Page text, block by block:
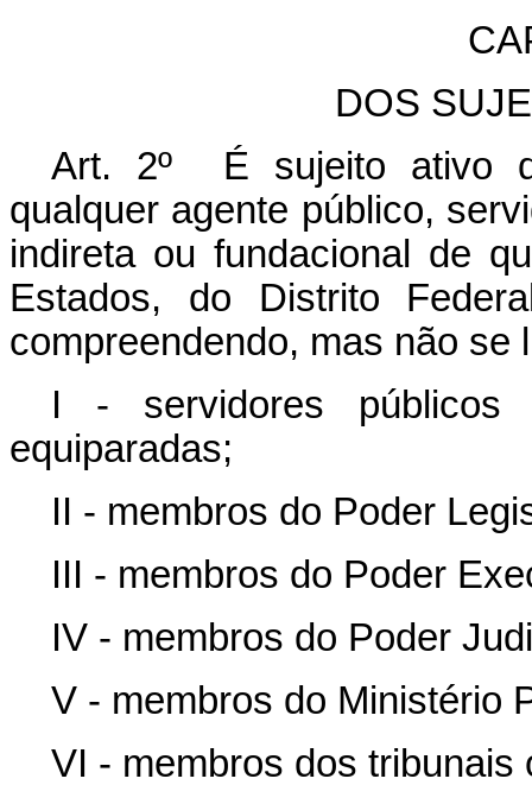
DOS
Art. 2º É sujeito ativo
qualquer agente público,
indireta ou fundacional de
Estados, do Distrito
compreendendo, mas não se
I - servidores
equiparadas;
II - membros do Poder
III - membros do Poder
IV - membros do Poder
V - membros do Ministério
VI - membros dos